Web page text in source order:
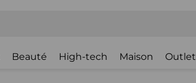
Beauté High-tech Maison Outlet